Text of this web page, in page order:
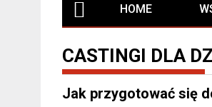
HOME
CASTINGI DLA
Jak przygotować się